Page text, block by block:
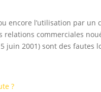
encore l’utilisation par un
relations commerciales
juin 2001) sont des fautes
?